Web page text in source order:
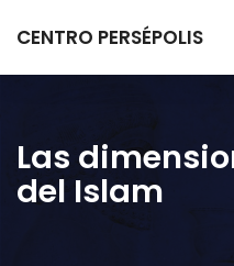
CENTRO PERSÉPOLIS
Las
del Islam